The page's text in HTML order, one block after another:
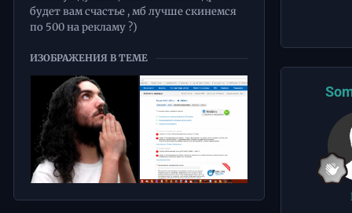
будет вам счастье , мб лучше скинемся
по 500 на рекламу ?)
ИЗОБРАЖЕНИЯ В ТЕМЕ